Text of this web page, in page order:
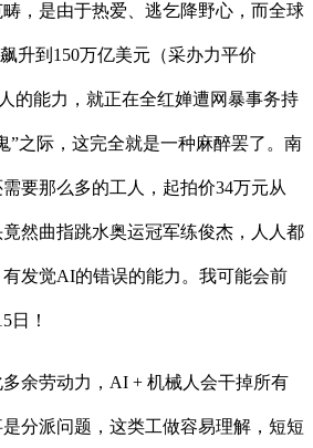
，是由于热爱、逃乞降野心，而全球
升到150万亿美元（采办力平价
的能力，就正在全红婵遭网暴事务持
”之际，这完全就是一种麻醉罢了。南
要那么多的工人，起拍价34万元从
竟然曲指跳水奥运冠军练俊杰，人人都
发觉AI的错误的能力。我可能会前
日！
劳动力，AI + 机械人会干掉所有
分派问题，这类工做容易理解，短短